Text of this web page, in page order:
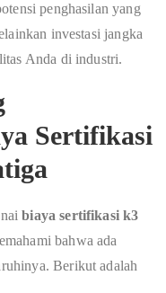
penghasilan yang
investasi jangka
Anda di industri.
Sertifikasi
biaya sertifikasi k3
bahwa ada
Berikut adalah